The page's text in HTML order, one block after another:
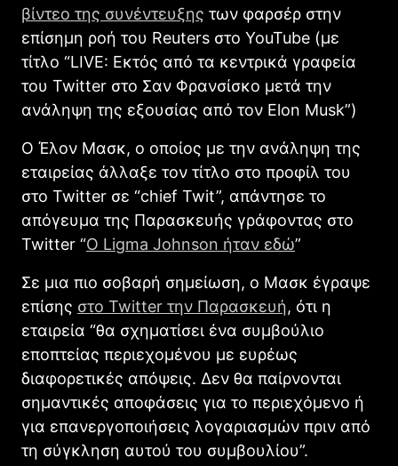
βίντεο της συνέντευξης των φαρσέρ στην
επίσημη ροή του Reuters στο YouTube (με
τίτλο “LIVE: Εκτός από τα κεντρικά γραφεία
του Twitter στο Σαν Φρανσίσκο μετά την
ανάληψη της εξουσίας από τον Elon Musk”)
Ο Έλον Μασκ, ο οποίος με την ανάληψη της
εταιρείας άλλαξε τον τίτλο στο προφίλ του
στο Twitter σε “chief Twit”, απάντησε το
απόγευμα της Παρασκευής γράφοντας στο
Twitter “Ο Ligma Johnson ήταν εδώ”
Σε μια πιο σοβαρή σημείωση, ο Μασκ έγραψε
επίσης στο Twitter την Παρασκευή, ότι η
εταιρεία “θα σχηματίσει ένα συμβούλιο
εποπτείας περιεχομένου με ευρέως
διαφορετικές απόψεις. Δεν θα παίρνονται
σημαντικές αποφάσεις για το περιεχόμενο ή
για επανεργοποιήσεις λογαριασμών πριν από
τη σύγκληση αυτού του συμβουλίου”.